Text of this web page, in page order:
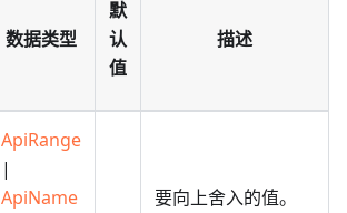
数据类型
默
认
值
描述
ApiRange
|
ApiName
要向上舍入的值。